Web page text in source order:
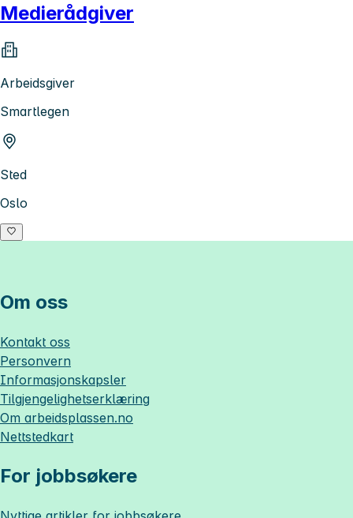
Medierådgiver
Arbeidsgiver
Smartlegen
Sted
Oslo
Om oss
Kontakt oss
Personvern
Informasjonskapsler
Tilgjengelighetserklæring
Om arbeidsplassen.no
Nettstedkart
For jobbsøkere